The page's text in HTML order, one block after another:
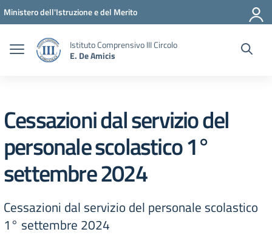
Vai ai contenuti
Vai al menu di navigazione
Vai al footer
Ministero dell'Istruzione e del Merito
Istituto Comprensivo III Circolo
E. De Amicis
Cessazioni dal servizio del
personale scolastico 1°
settembre 2024
Cessazioni dal servizio del personale scolastico
1° settembre 2024